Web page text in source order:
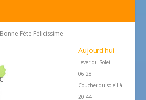
Fête Félicissime
Aujourd'hui
Lever du Soleil
06:28
Coucher du soleil à
20:44